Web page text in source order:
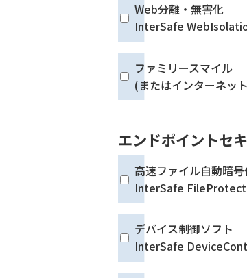
Web分離・無害化
InterSafe
ファミリースマイル
(またはインターネッ
エンドポイントセ
高速ファイル自動暗
InterSafe
デバイス制御ソフト
InterSafe